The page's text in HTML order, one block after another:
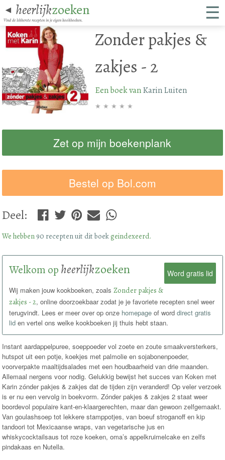
◄ heerlijkzoeken
Vind de lekkerste recepten in je eigen kookboeken. ☰
Zonder pakjes &
zakjes - 2
Een boek vanKarin Luiten
★ ★ ★ ★ ★
Zet op mijn boekenplank
Bestel op Bol.com
Deel:
We hebben 90 recepten uit dit boekgeindexeerd.
Word gratis lid
Welkom op heerlijkzoeken
Wij maken jouw kookboeken, zoalsZonder pakjes &
zakjes - 2, online doorzoekbaar zodat je je favoriete recepten snel weer
terugvindt. Lees er meer over op onze homepage of worddirect gratis
lid en vertel ons welke kookboeken jij thuis hebt staan.
Instant aardappelpuree, soeppoeder vol zoete en zoute smaakversterkers,
hutspot uit een potje, koekjes met palmolie en sojabonenpoeder,
voorverpakte maaltijdsalades met een houdbaarheid van drie maanden.
Allemaal nergens voor nodig. Gelukkig bewijst het succes van Koken met
Karin zónder pakjes & zakjes dat de tijden zijn veranderd! Op veler verzoek
is er nu een vervolg in boekvorm. Zónder pakjes & zakjes 2 staat weer
boordevol populaire kant-en-klaargerechten, maar dan gewoon zelfgemaakt.
Van goulashsoep tot lekkere stamppotjes, van boeuf stroganoff en kip
tandoori tot Mexicaanse wraps, van vegetarische jus en
whiskycocktailsaus tot roze koeken, oma’s appelkruimelcake en zelfs
pindakaas en Nutella.